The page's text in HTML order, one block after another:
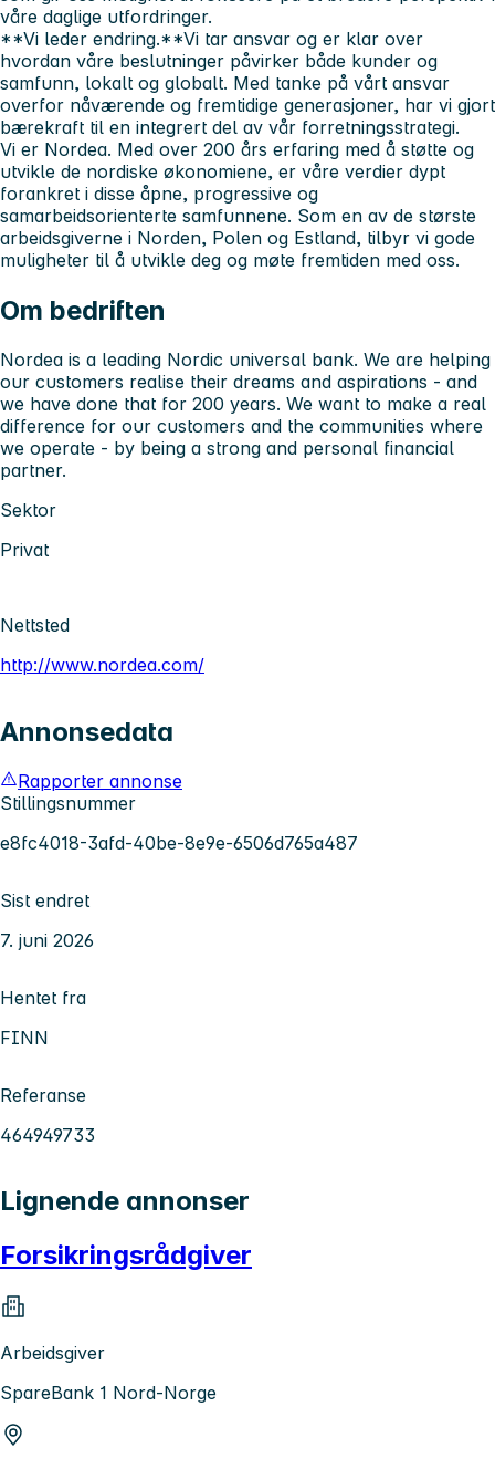
våre daglige utfordringer.
**Vi leder endring.**Vi tar ansvar og er klar over
hvordan våre beslutninger påvirker både kunder og
samfunn, lokalt og globalt. Med tanke på vårt ansvar
overfor nåværende og fremtidige generasjoner, har vi gjort
bærekraft til en integrert del av vår forretningsstrategi.
Vi er Nordea. Med over 200 års erfaring med å støtte og
utvikle de nordiske økonomiene, er våre verdier dypt
forankret i disse åpne, progressive og
samarbeidsorienterte samfunnene. Som en av de største
arbeidsgiverne i Norden, Polen og Estland, tilbyr vi gode
muligheter til å utvikle deg og møte fremtiden med oss.
Om bedriften
Nordea is a leading Nordic universal bank. We are helping
our customers realise their dreams and aspirations - and
we have done that for 200 years. We want to make a real
difference for our customers and the communities where
we operate - by being a strong and personal financial
partner.
Sektor
Privat
Nettsted
http://www.nordea.com/
Annonsedata
Rapporter annonse
Stillingsnummer
e8fc4018-3afd-40be-8e9e-6506d765a487
Sist endret
7. juni 2026
Hentet fra
FINN
Referanse
464949733
Lignende annonser
Forsikringsrådgiver
Arbeidsgiver
SpareBank 1 Nord-Norge